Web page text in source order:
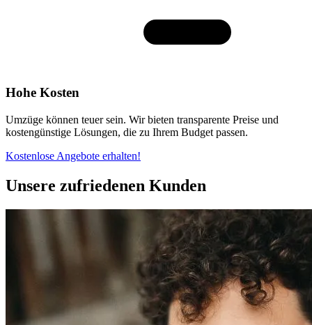
Hohe Kosten
Umzüge können teuer sein. Wir bieten transparente Preise und
kostengünstige Lösungen, die zu Ihrem Budget passen.
Kostenlose Angebote erhalten!
Unsere zufriedenen Kunden